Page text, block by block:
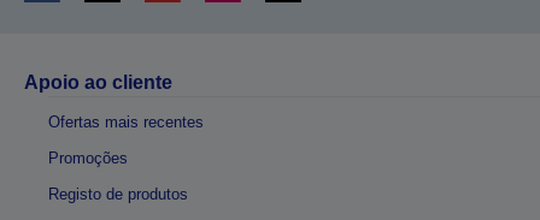
Apoio ao cliente
Ofertas mais recentes
Promoções
Registo de produtos